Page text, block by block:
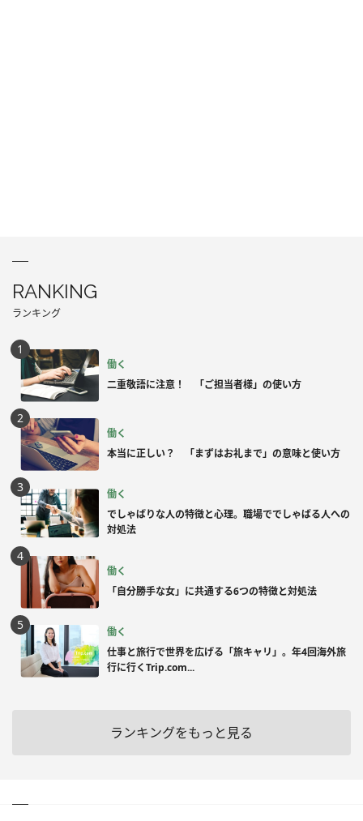
RANKING
ランキング
働く
二重敬語に注意！ 「ご担当者様」の使い方
働く
本当に正しい？ 「まずはお礼まで」の意味と使い方
働く
でしゃばりな人の特徴と心理。職場ででしゃばる人への
対処法
働く
「自分勝手な女」に共通する6つの特徴と対処法
働く
仕事と旅行で世界を広げる「旅キャリ」。年4回海外旅
行に行くTrip.com...
ランキングをもっと見る